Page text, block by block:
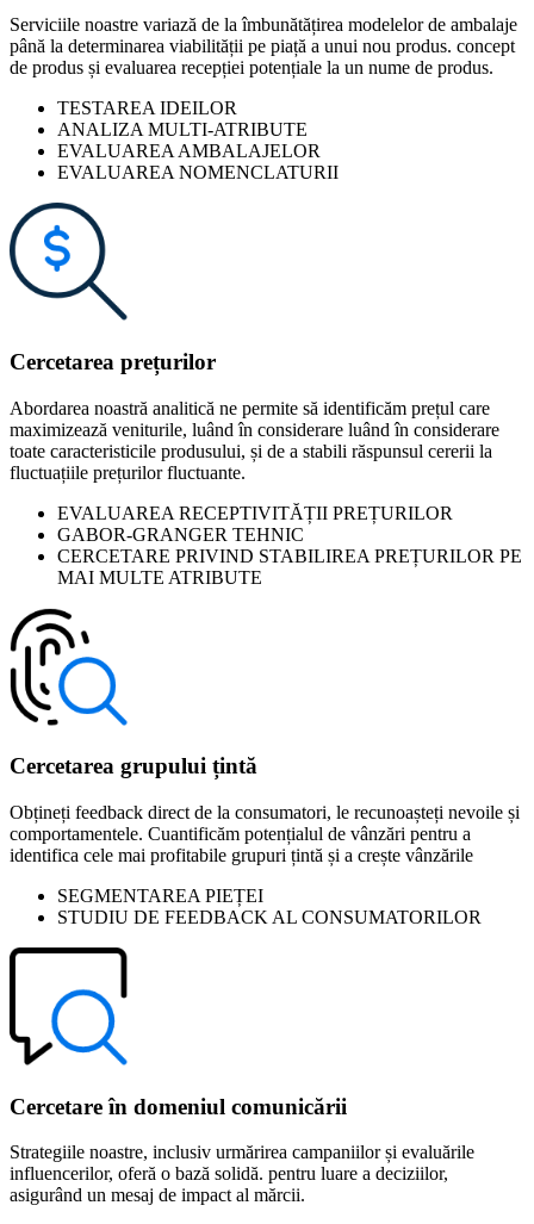
Serviciile noastre variază de la îmbunătățirea modelelor de ambalaje
până la determinarea viabilității pe piață a unui nou produs. concept
de produs și evaluarea recepției potențiale la un nume de produs.
TESTAREA IDEILOR
ANALIZA MULTI-ATRIBUTE
EVALUAREA AMBALAJELOR
EVALUAREA NOMENCLATURII
Cercetarea prețurilor
Abordarea noastră analitică ne permite să identificăm prețul care
maximizează veniturile, luând în considerare luând în considerare
toate caracteristicile produsului, și de a stabili răspunsul cererii la
fluctuațiile prețurilor fluctuante.
EVALUAREA RECEPTIVITĂȚII PREȚURILOR
GABOR-GRANGER TEHNIC
CERCETARE PRIVIND STABILIREA PREȚURILOR PE
MAI MULTE ATRIBUTE
Cercetarea grupului țintă
Obțineți feedback direct de la consumatori, le recunoașteți nevoile și
comportamentele. Cuantificăm potențialul de vânzări pentru a
identifica cele mai profitabile grupuri țintă și a crește vânzările
SEGMENTAREA PIEȚEI
STUDIU DE FEEDBACK AL CONSUMATORILOR
Cercetare în domeniul comunicării
Strategiile noastre, inclusiv urmărirea campaniilor și evaluările
influencerilor, oferă o bază solidă. pentru luare a deciziilor,
asigurând un mesaj de impact al mărcii.